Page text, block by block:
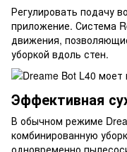
Регулировать подачу
приложение. Система
движения,
уборкой вдоль стен.
Эффективная
В обычном режиме
комбинированную
одновременно